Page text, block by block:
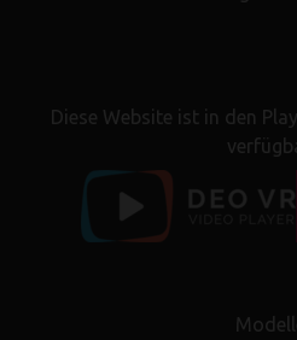
Diese Website ist in den